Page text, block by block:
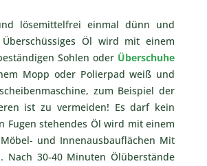
lösemittelfrei einmal dünn und
Öl wird mit einem
Sohlen oder Überschuhe
Mopp oder Polierpad weiß und
zum Beispiel der
ist zu vermeiden! Es darf kein
Fugen stehendes Öl wird mit einem
und Innenausbauflächen Mit
Nach 30-40 Minuten Ölüberstände